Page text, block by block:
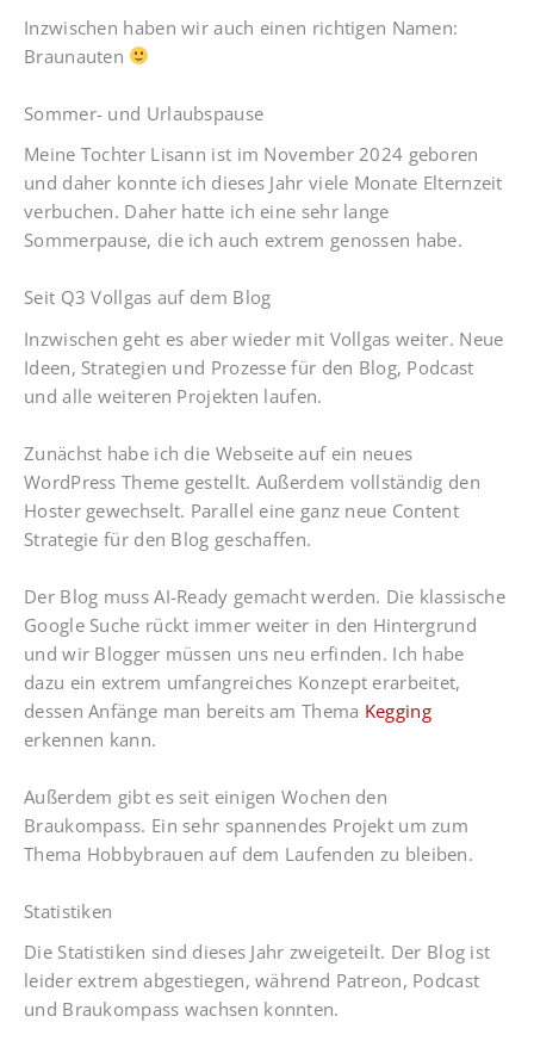
Inzwischen haben wir auch einen richtigen Namen:
Braunauten
Sommer- und Urlaubspause
Meine Tochter Lisann ist im November 2024 geboren
und daher konnte ich dieses Jahr viele Monate Elternzeit
verbuchen. Daher hatte ich eine sehr lange
Sommerpause, die ich auch extrem genossen habe.
Seit Q3 Vollgas auf dem Blog
Inzwischen geht es aber wieder mit Vollgas weiter. Neue
Ideen, Strategien und Prozesse für den Blog, Podcast
und alle weiteren Projekten laufen.
Zunächst habe ich die Webseite auf ein neues
WordPress Theme gestellt. Außerdem vollständig den
Hoster gewechselt. Parallel eine ganz neue Content
Strategie für den Blog geschaffen.
Der Blog muss AI-Ready gemacht werden. Die klassische
Google Suche rückt immer weiter in den Hintergrund
und wir Blogger müssen uns neu erfinden. Ich habe
dazu ein extrem umfangreiches Konzept erarbeitet,
dessen Anfänge man bereits am Thema Kegging
erkennen kann.
Außerdem gibt es seit einigen Wochen den
Braukompass. Ein sehr spannendes Projekt um zum
Thema Hobbybrauen auf dem Laufenden zu bleiben.
Statistiken
Die Statistiken sind dieses Jahr zweigeteilt. Der Blog ist
leider extrem abgestiegen, während Patreon, Podcast
und Braukompass wachsen konnten.